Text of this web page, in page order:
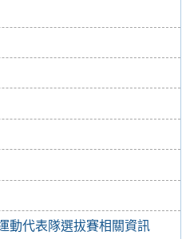
動代表隊選拔賽相關資訊